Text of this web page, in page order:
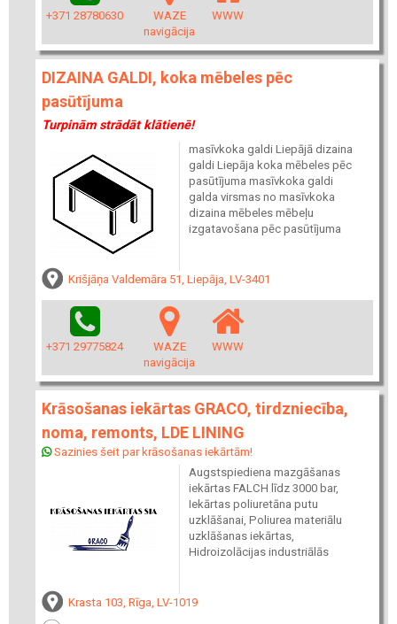
+371 28780630
WAZE
navigācija
WWW
DIZAINA GALDI, koka mēbeles pēc
pasūtījuma
Turpinām strādāt klātienē!
masīvkoka galdi Liepājā dizaina
galdi Liepāja koka mēbeles pēc
pasūtījuma masīvkoka galdi
galda virsmas no masīvkoka
dizaina mēbeles mēbeļu
izgatavošana pēc pasūtījuma
Krišjāņa Valdemāra 51, Liepāja, LV-3401
+371 29775824
WAZE
navigācija
WWW
Krāsošanas iekārtas GRACO, tirdzniecība,
noma, remonts, LDE LINING
Sazinies šeit par krāsošanas iekārtām!
Augstspiediena mazgāšanas
iekārtas FALCH līdz 3000 bar,
Iekārtas poliuretāna putu
uzklāšanai, Poliurea materiālu
uzklāšanas iekārtas,
Hidroizolācijas industriālās
Krasta 103, Rīga, LV-1019